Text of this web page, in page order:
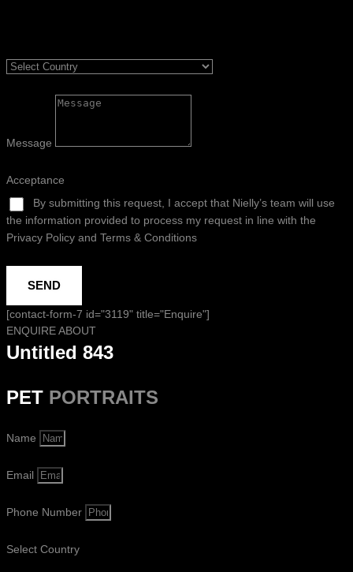
Message
Acceptance
By submitting this request, I accept that Nielly’s team will use
the information provided to process my request in line with the
Privacy Policy and Terms & Conditions
SEND
[contact-form-7 id="3119" title="Enquire"]
ENQUIRE ABOUT
Untitled 843
PET PORTRAITS
Name
Email
Phone Number
Select Country